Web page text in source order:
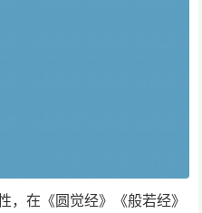
，在《圆觉经》《般若经》